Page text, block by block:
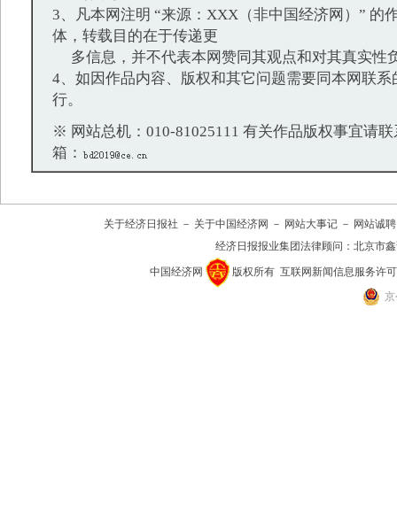
3、凡本网注明 “来源：XXX（非中国经济网）” 的
体，转载目的在于传递更
多信息，并不代表本网赞同其观点和对其真实性
4、如因作品内容、版权和其它问题需要同本网联系
行。
※ 网站总机：010-81025111 有关作品版权事宜请联
箱：
关于经济日报社 － 关于中国经济网 － 网站大事记 － 网站诚聘
经济日报报业集团法律顾问： 北京市
中国经济网 版权所有 互联网新闻信息服务许可
京